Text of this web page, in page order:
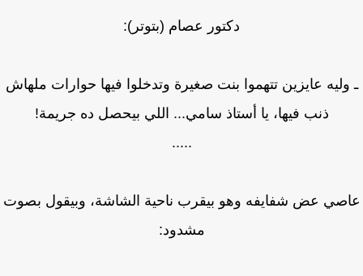
دكتور عصام (بتوتر):
عايزين تتهموا بنت صغيرة وتدخلوا فيها حوارات ملهاش
ذنب فيها، يا أستاذ سامي... اللي بيحصل ده جريمة!
.....
عض شفايفه وهو بيقرب ناحية الشاشة، وبيقول بصوت
مشدود: